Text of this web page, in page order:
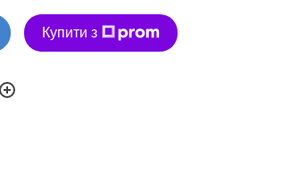
Купити з